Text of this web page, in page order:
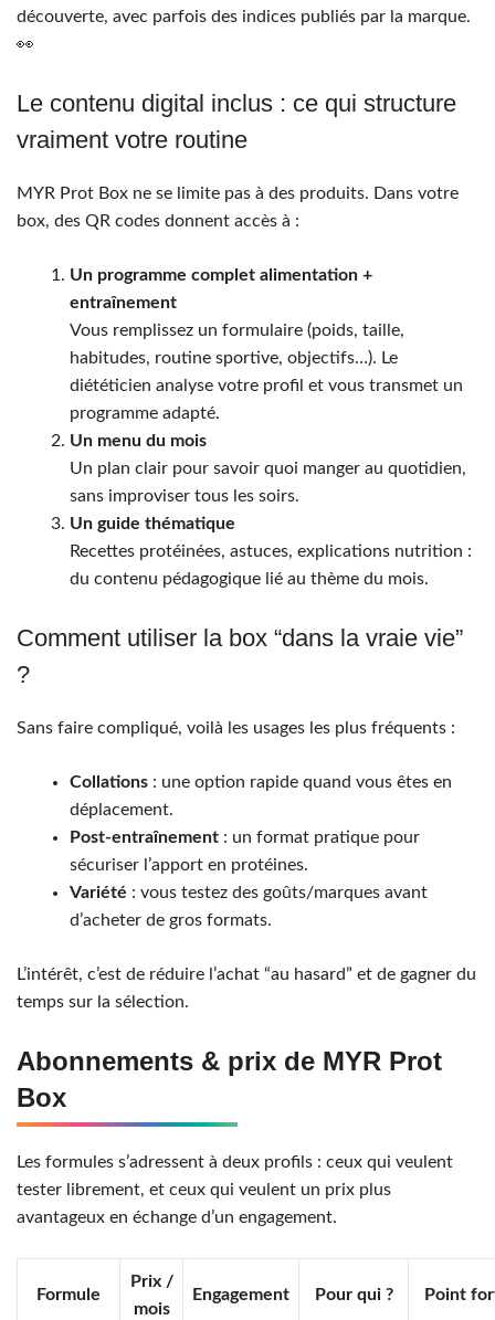
découverte, avec parfois des indices publiés par la marque.
👀
Le contenu digital inclus : ce qui structure
vraiment votre routine
MYR Prot Box ne se limite pas à des produits. Dans votre
box, des QR codes donnent accès à :
Un programme complet alimentation +
entraînement
Vous remplissez un formulaire (poids, taille,
habitudes, routine sportive, objectifs…). Le
diététicien analyse votre profil et vous transmet un
programme adapté.
Un menu du mois
Un plan clair pour savoir quoi manger au quotidien,
sans improviser tous les soirs.
Un guide thématique
Recettes protéinées, astuces, explications nutrition :
du contenu pédagogique lié au thème du mois.
Comment utiliser la box “dans la vraie vie”
?
Sans faire compliqué, voilà les usages les plus fréquents :
Collations : une option rapide quand vous êtes en
déplacement.
Post-entraînement : un format pratique pour
sécuriser l’apport en protéines.
Variété : vous testez des goûts/marques avant
d’acheter de gros formats.
L’intérêt, c’est de réduire l’achat “au hasard” et de gagner du
temps sur la sélection.
Abonnements & prix de MYR Prot
Box
Les formules s’adressent à deux profils : ceux qui veulent
tester librement, et ceux qui veulent un prix plus
avantageux en échange d’un engagement.
Formule
Prix /
mois
Engagement Pour qui ? Point